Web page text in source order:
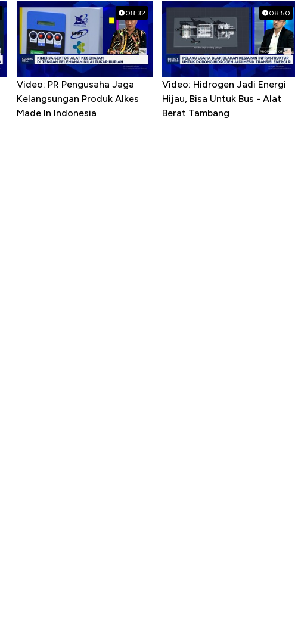
08:32
Video: PR Pengusaha Jaga
Kelangsungan Produk Alkes
Made In Indonesia
08:50
Video: Hidrogen Jadi Energi
Hijau, Bisa Untuk Bus - Alat
Berat Tambang